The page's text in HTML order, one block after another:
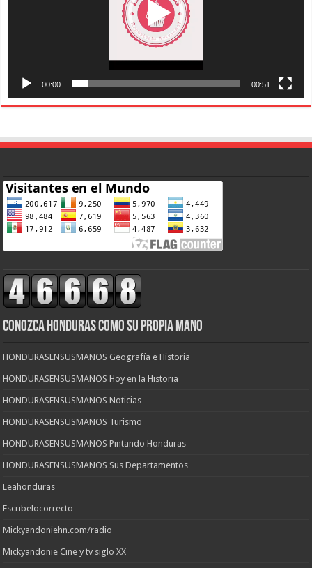
00:00 00:51
CONOZCA HONDURAS COMO SU PROPIA MANO
HONDURASENSUSMANOS Geografía e Historia
HONDURASENSUSMANOS Hoy en la Historia
HONDURASENSUSMANOS Noticias
HONDURASENSUSMANOS Turismo
HONDURASENSUSMANOS Pintando Honduras
HONDURASENSUSMANOS Sus Departamentos
Leahonduras
Escribelocorrecto
Mickyandoniehn.com/radio
Mickyandonie Cine y tv siglo XX